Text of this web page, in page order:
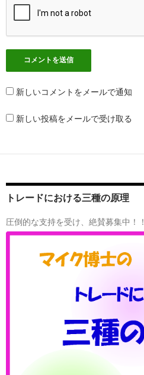
新しいコメントをメールで通知
新しい投稿をメールで受け取る
トレードにおける三種の原理
圧倒的な支持を受け、絶賛募集中！！